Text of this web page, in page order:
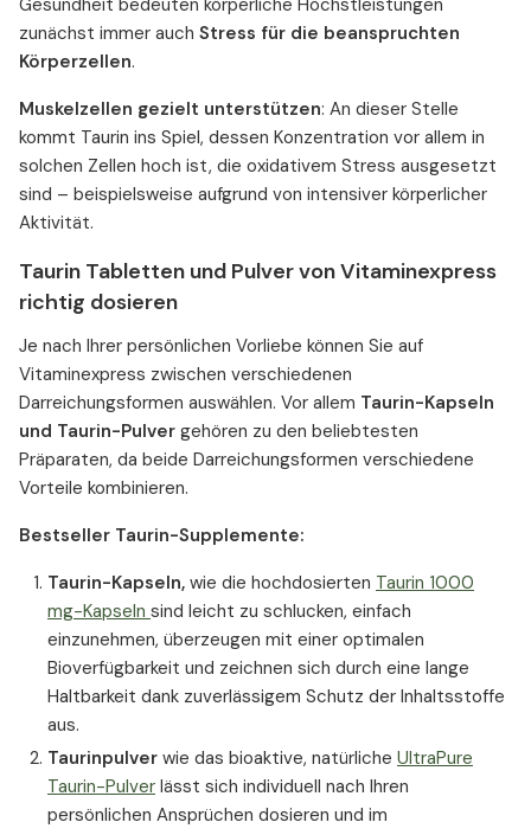
Gesundheit bedeuten körperliche Höchstleistungen
zunächst immer auch Stress für die beanspruchten
Körperzellen.
Muskelzellen gezielt unterstützen: An dieser Stelle
kommt Taurin ins Spiel, dessen Konzentration vor allem in
solchen Zellen hoch ist, die oxidativem Stress ausgesetzt
sind – beispielsweise aufgrund von intensiver körperlicher
Aktivität.
Taurin Tabletten und Pulver von Vitaminexpress
richtig dosieren
Je nach Ihrer persönlichen Vorliebe können Sie auf
Vitaminexpress zwischen verschiedenen
Darreichungsformen auswählen. Vor allem Taurin-Kapseln
und Taurin-Pulver gehören zu den beliebtesten
Präparaten, da beide Darreichungsformen verschiedene
Vorteile kombinieren.
Bestseller Taurin-Supplemente:
Taurin-Kapseln, wie die hochdosierten Taurin 1000
mg-Kapseln sind leicht zu schlucken, einfach
einzunehmen, überzeugen mit einer optimalen
Bioverfügbarkeit und zeichnen sich durch eine lange
Haltbarkeit dank zuverlässigem Schutz der Inhaltsstoffe
aus.
Taurinpulver wie das bioaktive, natürliche UltraPure
Taurin-Pulver lässt sich individuell nach Ihren
persönlichen Ansprüchen dosieren und im